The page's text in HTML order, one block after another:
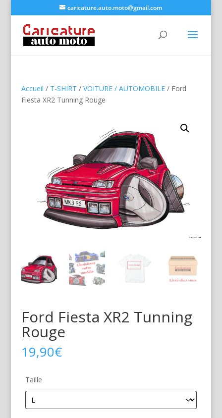
caricature.auto.moto@gmail.com
Accueil / T-SHIRT / VOITURE / AUTOMOBILE/ Ford
Fiesta XR2 Tunning Rouge
Ford Fiesta XR2 Tunning
Rouge
19,90€
Taille